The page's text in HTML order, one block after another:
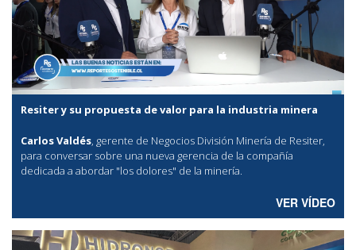
Resiter y su propuesta de valor para la industria minera
Carlos Valdés, gerente de Negocios División Minería de Resiter,
para conversar sobre una nueva gerencia de la compañía
dedicada a abordar "los dolores" de la minería.
VER VÍDEO